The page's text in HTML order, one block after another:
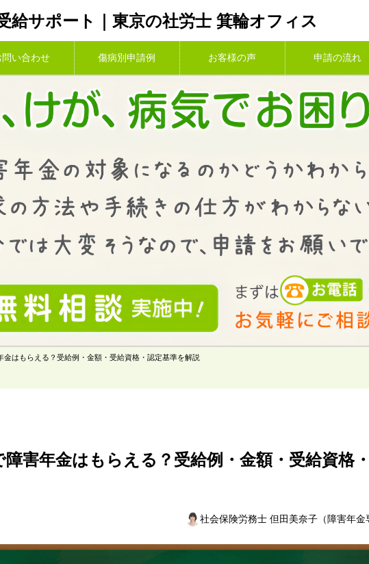
給サポート｜東京の社労士 箕輪オフィス
問い合わせ 傷病別申請例 お客様の声 申請の流れ
金はもらえる？受給例・金額・受給資格・認定基準を解説
障害年金はもらえる？受給例・金額・受給資格
社会保険労務士 但田美奈子（障害年金